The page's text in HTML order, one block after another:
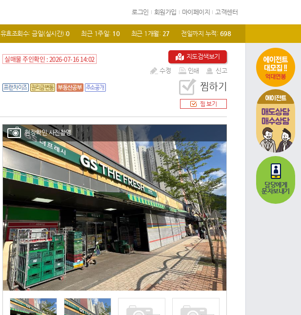
로그인 회원가입 마이페이지 고객센터
에이전트
담당에게
문자보내기
유효조회수: 금일(실시간):0 최근 1주일: 10 최근 1개월: 27 전일까지 누적: 698
실매물 주인확인 : 2026-07-16 14:02
지도검색보기
수정
인쇄 신고
찜하기
찜 보기
현장확인 사진촬영